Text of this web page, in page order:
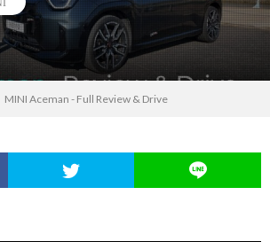
MINI Aceman - Full Review & Drive